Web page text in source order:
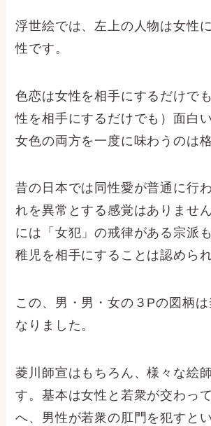
浮世絵では、左上の人物は女性
性です。
色恋は女性を相手にするだけで
性を相手にするだけでも）面白
女色の両方を一度に味わうのは
昔の日本では同性愛が普通に行
れを異常とする感覚はありませ
には「女犯」の戒律がある宗派
稚児を相手にすることは認めら
この、男・男・女の３Pの図柄は
なりました。
菱川師宣はもちろん、様々な絵
す。基本は女性と若衆が交わっ
へ、男性が若衆の肛門を犯すと